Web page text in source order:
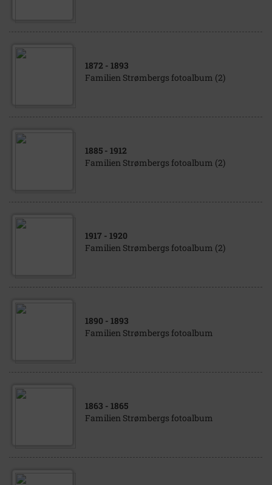
1872 - 1893
Familien Strømbergs fotoalbum (2)
1885 - 1912
Familien Strømbergs fotoalbum (2)
1917 - 1920
Familien Strømbergs fotoalbum (2)
1890 - 1893
Familien Strømbergs fotoalbum
1863 - 1865
Familien Strømbergs fotoalbum